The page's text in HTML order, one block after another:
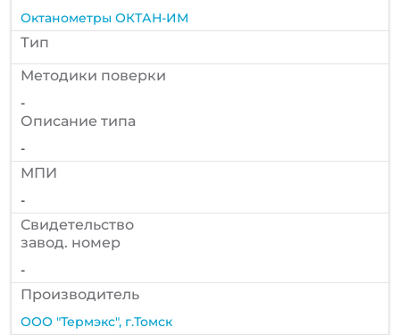
Октанометры ОКТАН-ИМ
Тип
Методики поверки
-
Описание типа
-
МПИ
-
Cвидетельство
завод. номер
-
Производитель
ООО "Термэкс", г.Томск